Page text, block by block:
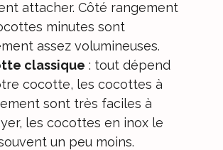
attacher. Côté rangement
minutes sont
assez volumineuses.
classique : tout dépend
cocotte, les cocottes à
sont très faciles à
les cocottes en inox le
un peu moins.